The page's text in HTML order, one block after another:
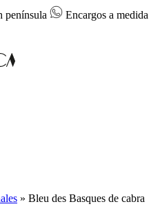
península
Encargos a medida
» Bleu des Basques de cabra